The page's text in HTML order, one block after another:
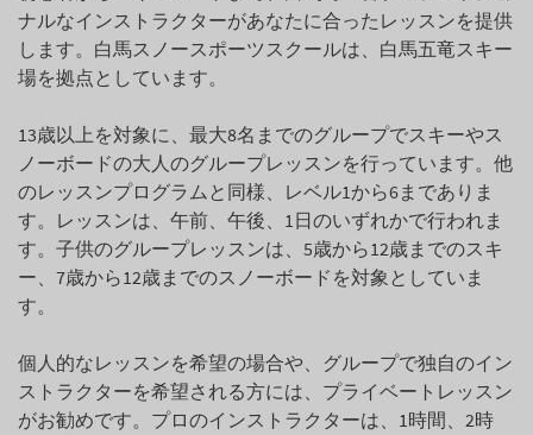
ナルなインストラクターがあなたに合ったレッスンを提供
します。白馬スノースポーツスクールは、白馬五竜スキー
場を拠点としています。
13歳以上を対象に、最大8名までのグループでスキーやス
ノーボードの大人のグループレッスンを行っています。他
のレッスンプログラムと同様、レベル1から6までありま
す。レッスンは、午前、午後、1日のいずれかで行われま
す。子供のグループレッスンは、5歳から12歳までのスキ
ー、7歳から12歳までのスノーボードを対象としていま
す。
個人的なレッスンを希望の場合や、グループで独自のイン
ストラクターを希望される方には、プライベートレッスン
がお勧めです。プロのインストラクターは、1時間、2時